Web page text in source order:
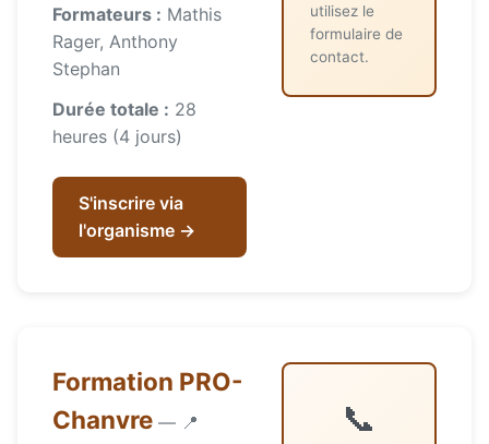
Formateurs : Mathis
Rager, Anthony
Stephan
Durée totale : 28
heures (4 jours)
S'inscrire via
l'organisme →
utilisez le
formulaire de
contact.
Formation PRO-
Chanvre — 📍
📞